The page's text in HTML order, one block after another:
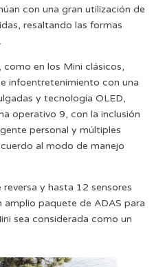
con una gran utilización de
resaltando las formas
en los Mini clásicos,
infoentretenimiento con una
y tecnología OLED,
operativo 9, con la inclusión
personal y múltiples
al modo de manejo
y hasta 12 sensores
amplio paquete de ADAS para
sea considerada como un